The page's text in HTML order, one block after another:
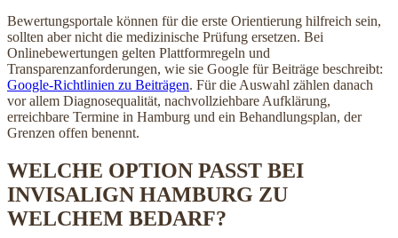
Bewertungsportale können für die erste Orientierung hilfreich sein,
sollten aber nicht die medizinische Prüfung ersetzen. Bei
Onlinebewertungen gelten Plattformregeln und
Transparenzanforderungen, wie sie Google für Beiträge beschreibt:
Google-Richtlinien zu Beiträgen. Für die Auswahl zählen danach
vor allem Diagnosequalität, nachvollziehbare Aufklärung,
erreichbare Termine in Hamburg und ein Behandlungsplan, der
Grenzen offen benennt.
WELCHE OPTION PASST BEI
INVISALIGN HAMBURG ZU
WELCHEM BEDARF?